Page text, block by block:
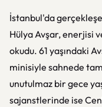
İstanbul'da
Hülya Avşar, enerjisi
okudu. 61 yaşındaki
minisiyle sahnede
unutulmaz bir gece
sajanstlerinde ise